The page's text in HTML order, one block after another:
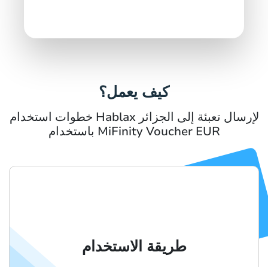
كيف يعمل؟
خطوات استخدام Hablax لإرسال تعبئة إلى الجزائر
باستخدام MiFinity Voucher EUR
طريقة الاستخدام